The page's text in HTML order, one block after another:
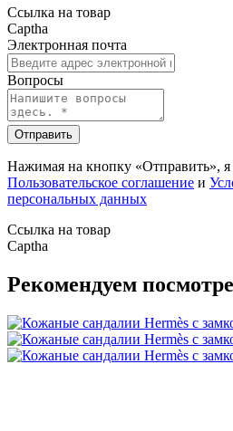
Ссылка на товар
Captha
Электронная почта
Вопросы
Отправить
Нажимая на кнопку «Отправить»,
Пользовательское соглашение и
персональных данных
Ссылка на товар
Captha
Рекомендуем